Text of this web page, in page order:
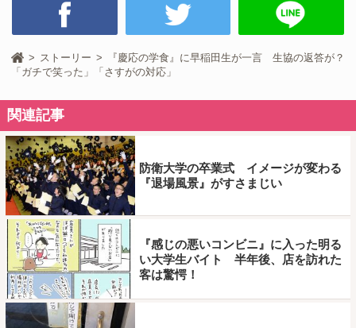
ストーリー
『慶応の学食』に早稲田生が一言 生協の返答が？
「ガチで笑った」「さすがの対応」
関連記事
防衛大学の卒業式 イメージが変わる
『退場風景』がすさまじい
『感じの悪いコンビニ』に入った明る
い大学生バイト 半年後、店を訪れた
客は驚愕！